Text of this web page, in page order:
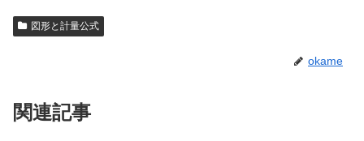
図形と計量公式
okame
関連記事